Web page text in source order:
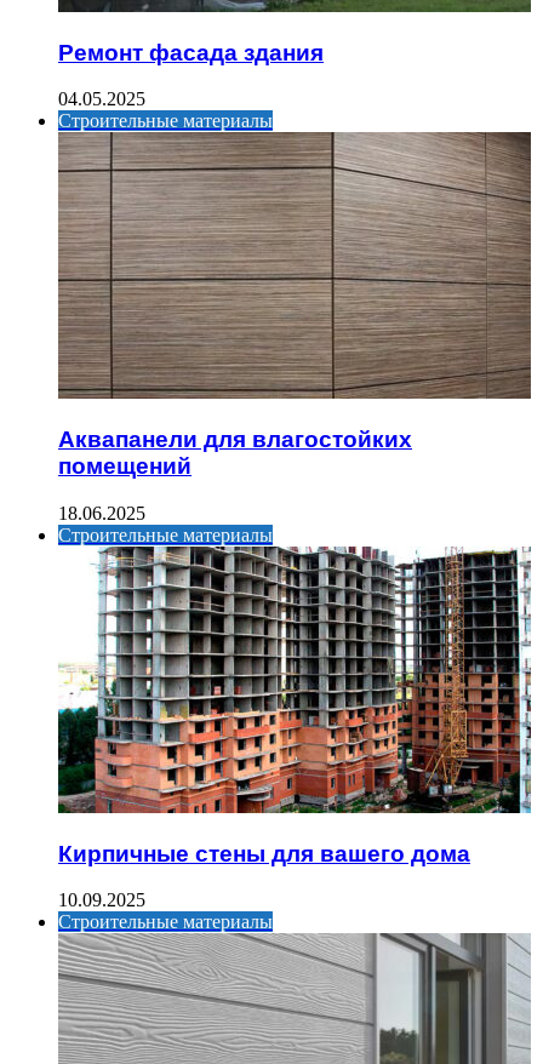
Ремонт фасада здания
04.05.2025
Строительные материалы
Аквапанели для влагостойких
помещений
18.06.2025
Строительные материалы
Кирпичные стены для вашего дома
10.09.2025
Строительные материалы